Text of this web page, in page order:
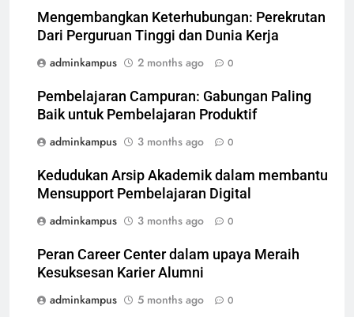
Mengembangkan Keterhubungan: Perekrutan
Dari Perguruan Tinggi dan Dunia Kerja
adminkampus
2 months ago 0
Pembelajaran Campuran: Gabungan Paling
Baik untuk Pembelajaran Produktif
adminkampus
3 months ago 0
Kedudukan Arsip Akademik dalam membantu
Mensupport Pembelajaran Digital
adminkampus
3 months ago 0
Peran Career Center dalam upaya Meraih
Kesuksesan Karier Alumni
adminkampus
5 months ago 0